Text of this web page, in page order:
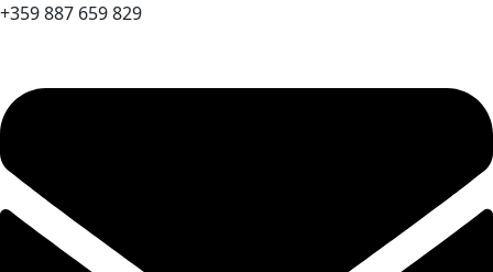
+359 887 659 829